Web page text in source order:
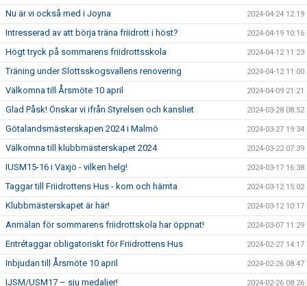
Nu är vi också med i Joyna 2024-04-24 12:19
Intresserad av att börja träna friidrott i höst? 2024-04-19 10:16
Högt tryck på sommarens friidrottsskola 2024-04-12 11:23
Träning under Slottsskogsvallens renovering 2024-04-12 11:00
Välkomna till Årsmöte 10 april 2024-04-09 21:21
Glad Påsk! Önskar vi ifrån Styrelsen och kansliet 2024-03-28 08:52
Götalandsmästerskapen 2024 i Malmö 2024-03-27 19:34
Välkomna till klubbmästerskapet 2024 2024-03-22 07:39
IUSM15-16 i Växjö - vilken helg! 2024-03-17 16:38
Taggar till Friidrottens Hus - kom och hämta 2024-03-12 15:02
Klubbmästerskapet är här! 2024-03-12 10:17
Anmälan för sommarens friidrottskola har öppnat! 2024-03-07 11:29
Entrétaggar obligatoriskt för Friidrottens Hus 2024-02-27 14:17
Inbjudan till Årsmöte 10 april 2024-02-26 08:47
IJSM/USM17 – sju medaljer! 2024-02-26 08:26